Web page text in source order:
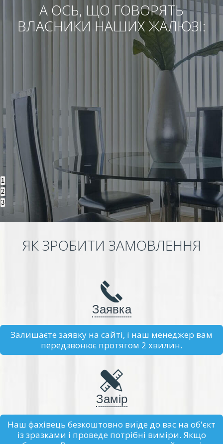
А ОСЬ, ЩО ГОВОРЯТЬ
ВЛАСНИКИ НАШИХ ЖАЛЮЗІ:
1
2
3
ЯК ЗРОБИТИ ЗАМОВЛЕННЯ
Заявка
Залишаєте заявку на сайті, і наш менеджер вам
передзвонює протягом 2 хвилин.
Замір
Наш фахівець безкоштовно виїде до вас на об'єкт
із зразками і проведе потрібні виміри. Якщо